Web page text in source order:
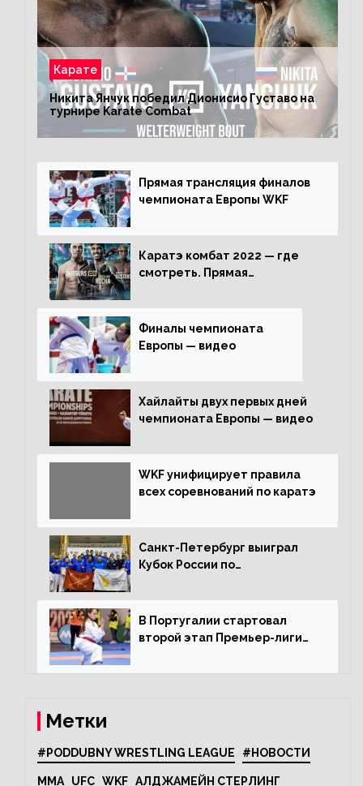
Карате
Никита Янчук победил Дионисио Густаво на
турнире Karate Combat
Прямая трансляция финалов
чемпионата Европы WKF
Каратэ комбат 2022 — где
смотреть. Прямая
Финалы чемпионата
Европы — видео
Хайлайты двух первых дней
чемпионата Европы — видео
WKF унифицирует правила
всех соревнований по каратэ
Санкт-Петербург выиграл
Кубок России по
В Португалии стартовал
второй этап Премьер-лиги
Метки
#PODDUBNY WRESTLING LEAGUE #НОВОСТИ
MMA UFC WKF АЛДЖАМЕЙН СТЕРЛИНГ